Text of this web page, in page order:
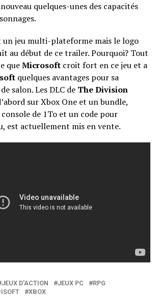
quelques-unes des capacités
un jeu multi-plateforme mais le logo
au début de ce trailer. Pourquoi? Tout
queMicrosoft croit fort en ce jeu et a
quelques avantages pour sa
salon. Les DLC de The Division
sur Xbox One et un bundle,
de 1To et un code pour
est actuellement mis en vente.
JEUX D'ACTION JEUX PC
RPG
XBOX